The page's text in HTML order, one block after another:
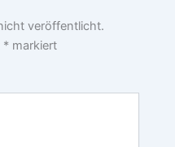
veröffentlicht.
* markiert